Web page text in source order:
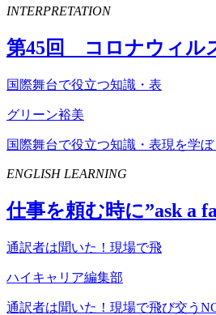
INTERPRETATION
第45回 コロナウィル
国際舞台で役立つ知識・表
グリーン裕美
国際舞台で役立つ知識・表現を学ぼ
ENGLISH LEARNING
仕事を頼む時に”ask a
通訳者は聞いた！現場で飛
ハイキャリア編集部
通訳者は聞いた！現場で飛び交う